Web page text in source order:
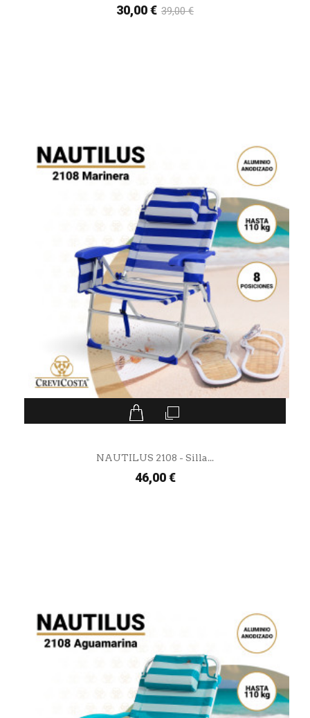
30,00 € 39,00 €
NAUTILUS 2108 - Silla...
46,00 €